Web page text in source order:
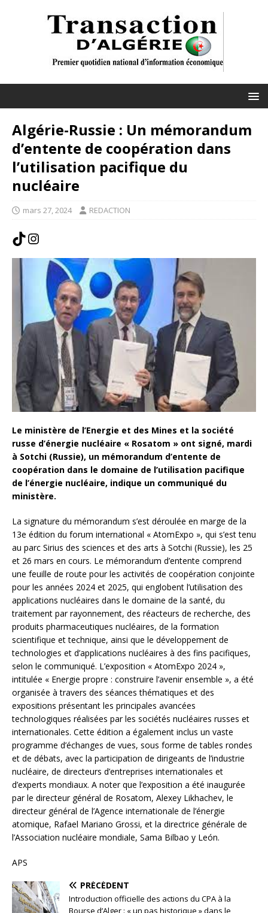
Algérie-Russie : Un mémorandum
d’entente de coopération dans
l’utilisation pacifique du
nucléaire
mars 27, 2024 REDACTION
Le ministère de l’Energie et des Mines et la société
russe d’énergie nucléaire « Rosatom » ont signé, mardi
à Sotchi (Russie), un mémorandum d’entente de
coopération dans le domaine de l’utilisation pacifique
de l’énergie nucléaire, indique un communiqué du
ministère.
La signature du mémorandum s’est déroulée en marge de la
13e édition du forum international « AtomExpo », qui s’est tenu
au parc Sirius des sciences et des arts à Sotchi (Russie), les 25
et 26 mars en cours. Le mémorandum d’entente comprend
une feuille de route pour les activités de coopération conjointe
pour les années 2024 et 2025, qui englobent l’utilisation des
applications nucléaires dans le domaine de la santé, du
traitement par rayonnement, des réacteurs de recherche, des
produits pharmaceutiques nucléaires, de la formation
scientifique et technique, ainsi que le développement de
technologies et d’applications nucléaires à des fins pacifiques,
selon le communiqué. L’exposition « AtomExpo 2024 »,
intitulée « Energie propre : construire l’avenir ensemble », a été
organisée à travers des séances thématiques et des
expositions présentant les principales avancées
technologiques réalisées par les sociétés nucléaires russes et
internationales. Cette édition a également inclus un vaste
programme d’échanges de vues, sous forme de tables rondes
et de débats, avec la participation de dirigeants de l’industrie
nucléaire, de directeurs d’entreprises internationales et
d’experts mondiaux. A noter que l’exposition a été inaugurée
par le directeur général de Rosatom, Alexey Likhachev, le
directeur général de l’Agence internationale de l’énergie
atomique, Rafael Mariano Grossi, et la directrice générale de
l’Association nucléaire mondiale, Sama Bilbao y León.
APS
PRÉCÉDENT
Introduction officielle des actions du CPA à la
Bourse d’Alger : « un pas historique » dans le